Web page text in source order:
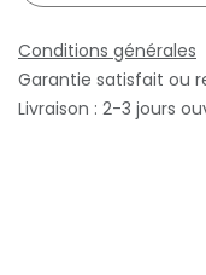
Conditions générales
Garantie satisfait ou
Livraison : 2-3 jours